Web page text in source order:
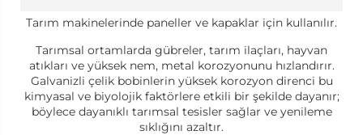
Tarım makinelerinde paneller ve kapaklar için kullanılır.
Tarımsal ortamlarda gübreler, tarım ilaçları, hayvan
atıkları ve yüksek nem, metal korozyonunu hızlandırır.
Galvanizli çelik bobinlerin yüksek korozyon direnci bu
kimyasal ve biyolojik faktörlere etkili bir şekilde dayanır;
böylece dayanıklı tarımsal tesisler sağlar ve yenileme
sıklığını azaltır.